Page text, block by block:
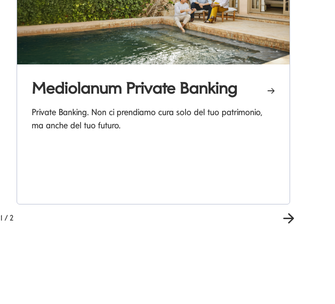
Mediolanum Private Banking
Private Banking. Non ci prendiamo cura solo del tuo patrimonio,
ma anche del tuo futuro.
1 / 2 Prossima